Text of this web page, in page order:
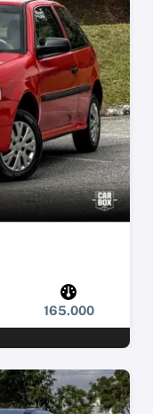
165.000